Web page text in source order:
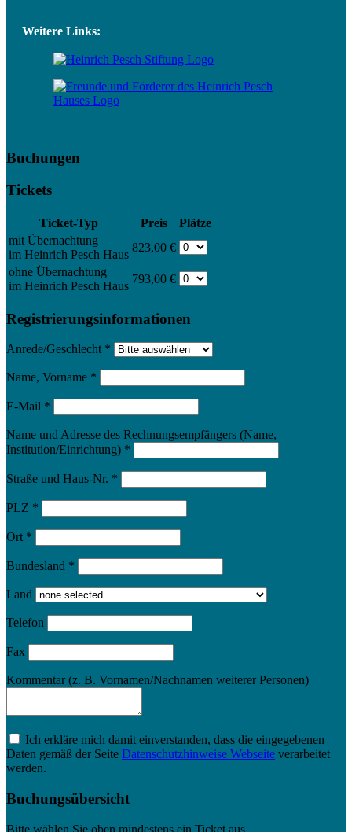
Weitere Links:
Buchungen
Tickets
Ticket-Typ Preis
Plätze
mit Übernachtung
im Heinrich Pesch Haus
823,00 €
ohne Übernachtung
im Heinrich Pesch Haus
793,00 €
Registrierungsinformationen
Anrede/Geschlecht *
Name, Vorname *
E-Mail *
Name und Adresse des Rechnungsempfängers (Name,
Institution/Einrichtung) *
Straße und Haus-Nr. *
PLZ *
Ort *
Bundesland *
Land
Telefon
Fax
Kommentar (z. B. Vornamen/Nachnamen weiterer Personen)
Ich erkläre mich damit einverstanden, dass die eingegebenen
Daten gemäß der Seite Datenschutzhinweise Webseite verarbeitet
werden.
Buchungsübersicht
Bitte wählen Sie oben mindestens ein Ticket aus.